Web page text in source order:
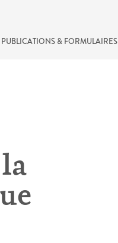
PUBLICATIONS & FORMULAIRES